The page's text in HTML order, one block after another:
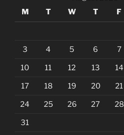
M
T W T F
3 4 5 6 7
10 11 12 13 14
17 18 19 20 21
24 25 26 27 28
31